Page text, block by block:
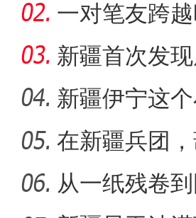
【与你为邻
艺
一对笔友跨
何生长
新疆首次发
葬，系南
新疆伊宁这
认“老迪”
在新疆兵团
从一纸残卷